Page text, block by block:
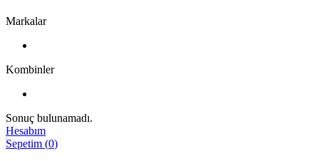
Markalar
Kombinler
Sonuç bulunamadı.
Hesabım
Sepetim (0)